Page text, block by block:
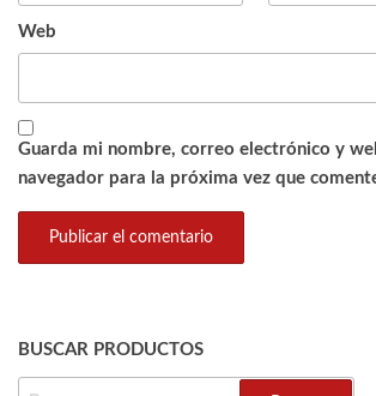
Web
Guarda mi nombre, correo electrónico y
navegador para la próxima vez que
BUSCAR PRODUCTOS
BUSCAR: